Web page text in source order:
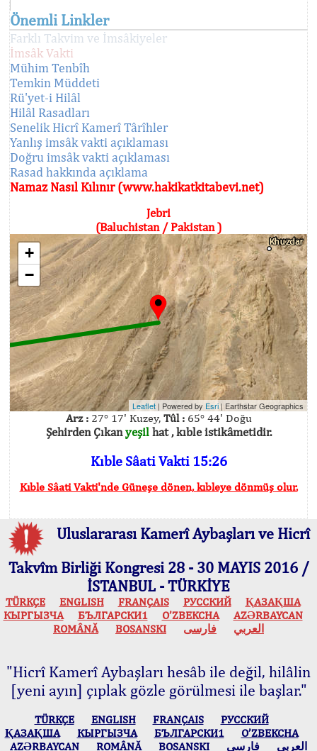
Önemli Linkler
Farklı Takvim ve İmsâkiyeler
İmsâk Vakti
Mühim Tenbîh
Temkin Müddeti
Rü'yet-i Hilâl
Hilâl Rasadları
Senelik Hicrî Kamerî Târîhler
Yanlış imsâk vakti açıklaması
Doğru imsâk vakti açıklaması
Rasad hakkında açıklama
Namaz Nasıl Kılınır (www.hakikatkitabevi.net)
Jebri
(Baluchistan / Pakistan )
+
−
Leaflet | Powered by Esri| Earthstar Geographics
Arz :27° 17' Kuzey, Tûl :65° 44' Doğu
Şehirden Çıkanyeşilhat , kıble istikâmetidir.
Kıble Sâati Vakti 15:26
Kıble Sâati Vakti'nde Güneşe dönen, kıbleye dönmüş olur.
Uluslararası Kamerî Aybaşları ve Hicrî
Takvîm Birliği Kongresi 28 - 30 MAYIS 2016 /
İSTANBUL - TÜRKİYE
TÜRKÇE ENGLISH FRANÇAIS РУССКИЙ
ҚАЗАҚША
КЫPГЫЗЧA
БЪЛГАРСКИ1 O’ZBEKCHA
AZӘRBAYCAN
ROMÂNĂ
BOSANSKI العربي فارسی
"Hicrî Kamerî Aybaşları hesâb ile değil, hilâlin
[yeni ayın] çıplak gözle görülmesi ile başlar."
TÜRKÇE ENGLISH FRANÇAIS
РУССКИЙ
ҚАЗАҚША
КЫPГЫЗЧA БЪЛГАРСКИ1
O’ZBEKCHA
AZӘRBAYCAN
ROMÂNĂ BOSANSKI العربي فارسی